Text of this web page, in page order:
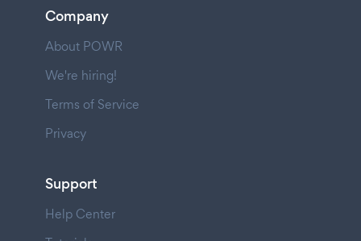
Company
About POWR
We're hiring!
Terms of Service
Privacy
Support
Help Center